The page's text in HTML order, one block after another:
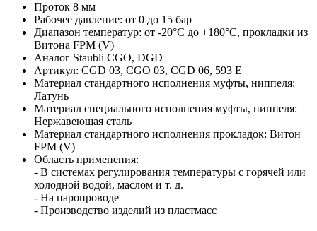
Проток 8 мм
Рабочее давление: от 0 до 15 бар
Диапазон температур: от -20°C до +180°C, прокладки из
Витона FPM (V)
Аналог Staubli CGO, DGD
Артикул: CGD 03, CGO 03, CGD 06, 593 E
Материал стандартного исполнения муфты, ниппеля:
Латунь
Материал специального исполнения муфты, ниппеля:
Нержавеющая сталь
Материал стандартного исполнения прокладок: Витон
FPM (V)
Область применения:
- В системах регулирования температуры с горячей или
холодной водой, маслом и т. д.
- На паропроводе
- Производство изделий из пластмасс